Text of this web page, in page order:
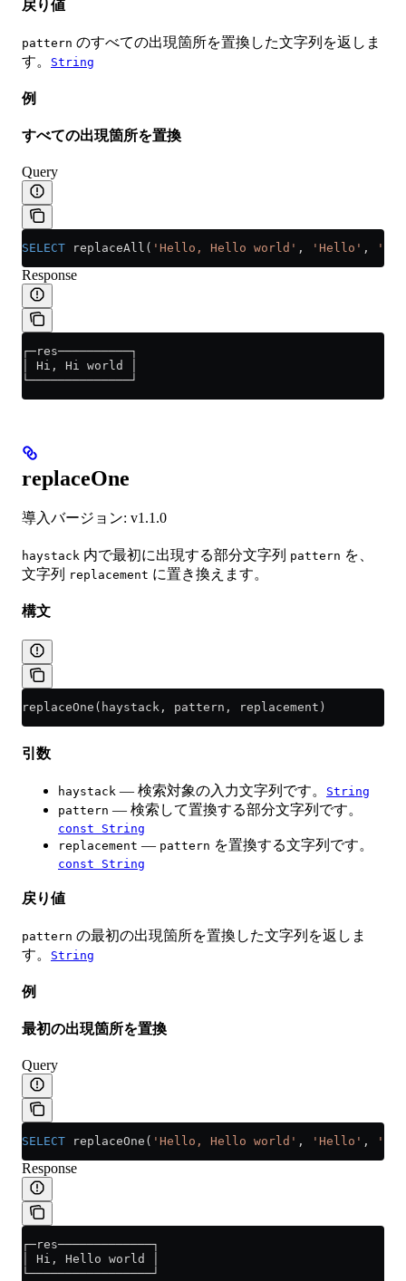
戻り値
pattern のすべての出現箇所を置換した文字列を返しま
す。
String
例
すべての出現箇所を置換
Query
SELECT replaceAll( 'Hello, Hello world' , 'Hello' , 'Hi'
Response
┌─res──────────┐
│ Hi, Hi world │
└──────────────┘
replaceOne
導入バージョン: v1.1.0
haystack 内で最初に出現する部分文字列 pattern を、
文字列
replacement に置き換えます。
構文
replaceOne(haystack, pattern, replacement)
引数
haystack — 検索対象の入力文字列です。
String
pattern — 検索して置換する部分文字列です。
const String
replacement — pattern を置換する文字列です。
const String
戻り値
pattern の最初の出現箇所を置換した文字列を返しま
す。
String
例
最初の出現箇所を置換
Query
SELECT replaceOne( 'Hello, Hello world' , 'Hello' , 'Hi'
Response
┌─res─────────────┐
│ Hi, Hello world │
└─────────────────┘